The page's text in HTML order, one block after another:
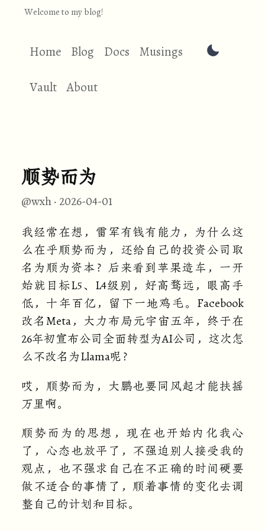
Welcome to my blog!
Home Blog Docs Musings
Vault About
顺势而为
@wxh · 2026-04-01
我经常在想，雷军有钱有能力，为什么这
么在乎顺势而为，还给自己的投资公司取
名为顺为资本？后来看到苹果造车，一开
始就目标L5、L4级别，好高骛远，眼高手
低，十年百亿，留下一地鸡毛。Facebook
改名Meta，大力布局元宇宙五年，终于在
26年初宣布公司全面转型为AI公司，这次怎
么不改名为Llama呢？
哎，顺势而为，大鹏也要同风起才能扶摇
万里啊。
顺势而为的思想，现在也开始内化我心
了，心态也放平了，不强迫别人接受我的
观点，也不强求自己在不正确的时间硬要
做不适合的事情了，顺着事情的变化去调
整自己的计划和目标。